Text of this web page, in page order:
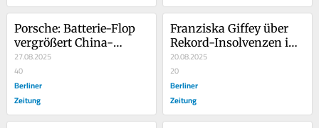
Porsche: Batterie-Flop
vergrößert China-
Abhängigkeit –
„Produkte sind
günstiger“
27.08.2025
40
Berliner
Zeitung
Franziska Giffey über
Rekord-Insolvenzen in
Berlin: „Nicht jede Idee
ist erfolgreich“
20.08.2025
20
Berliner
Zeitung